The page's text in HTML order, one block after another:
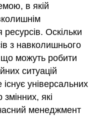
в якій
Оскільки
з навколишнього
можуть робити
ситуацій
універсальних
які
менеджмент